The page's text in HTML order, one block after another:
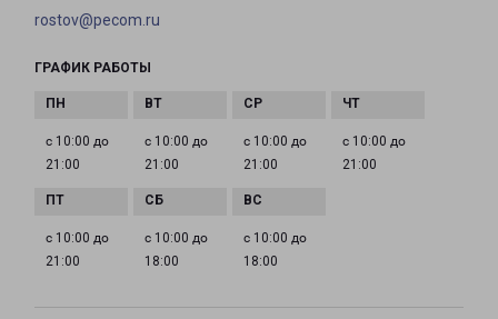
rostov@pecom.ru
ГРАФИК РАБОТЫ
с 10:00 до
21:00
с 10:00 до
21:00
с 10:00 до
21:00
с 10:00 до
21:00
с 10:00 до
21:00
с 10:00 до
18:00
с 10:00 до
18:00